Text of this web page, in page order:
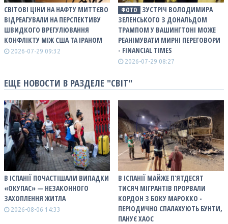
СВІТОВІ ЦІНИ НА НАФТУ МИТТЄВО
ВІДРЕАГУВАЛИ НА ПЕРСПЕКТИВУ
ШВИДКОГО ВРЕГУЛЮВАННЯ
КОНФЛІКТУ МІЖ США ТА ІРАНОМ
2026-07-29 09:32
ФОТО
ЗУСТРІЧ ВОЛОДИМИРА
ЗЕЛЕНСЬКОГО З ДОНАЛЬДОМ
ТРАМПОМ У ВАШИНГТОНІ МОЖЕ
РЕАНІМУВАТИ МИРНІ ПЕРЕГОВОРИ
- FINANCIAL TIMES
2026-07-29 08:27
ЕЩЕ НОВОСТИ В РАЗДЕЛЕ "СВІТ"
В ІСПАНІЇ ПОЧАСТІШАЛИ ВИПАДКИ
«ОКУПАС» — НЕЗАКОННОГО
ЗАХОПЛЕННЯ ЖИТЛА
2026-08-06 14:33
В ІСПАНІЇ МАЙЖЕ П'ЯТДЕСЯТ
ТИСЯЧ МІГРАНТІВ ПРОРВАЛИ
КОРДОН З БОКУ МАРОККО -
ПЕРІОДИЧНО СПАЛАХУЮТЬ БУНТИ,
ПАНУЄ ХАОС